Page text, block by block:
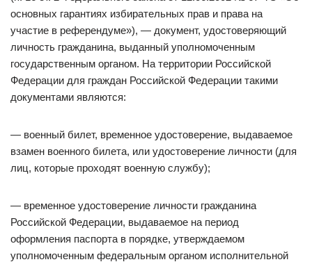
основных гарантиях избирательных прав и права на
участие в референдуме»), — документ, удостоверяющий
личность гражданина, выданный уполномоченным
государственным органом. На территории Российской
Федерации для граждан Российской Федерации такими
документами являются:
— военный билет, временное удостоверение, выдаваемое
взамен военного билета, или удостоверение личности (для
лиц, которые проходят военную службу);
— временное удостоверение личности гражданина
Российской Федерации, выдаваемое на период
оформления паспорта в порядке, утверждаемом
уполномоченным федеральным органом исполнительной